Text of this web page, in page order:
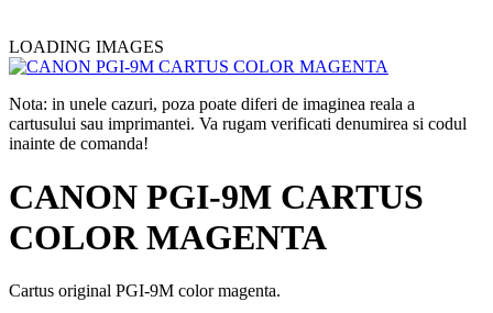
LOADING IMAGES
Nota: in unele cazuri, poza poate diferi de imaginea reala a
cartusului sau imprimantei. Va rugam verificati denumirea si codul
inainte de comanda!
CANON PGI-9M CARTUS
COLOR MAGENTA
Cartus original PGI-9M color magenta.